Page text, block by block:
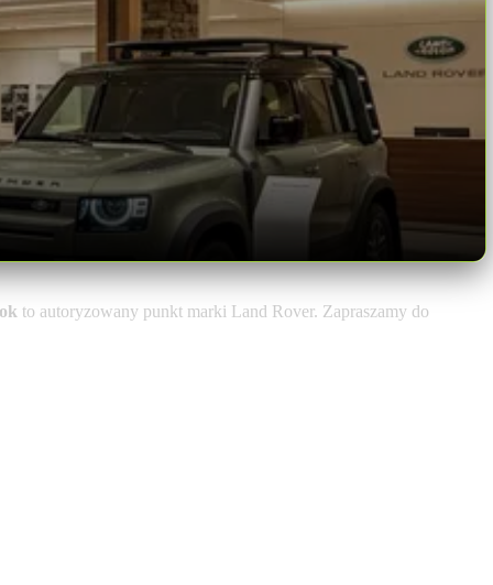
to autoryzowany punkt marki Land Rover. Zapraszamy do